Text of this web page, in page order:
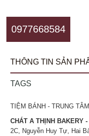
0977668584
THÔNG TIN SẢN
TAGS
TIỆM BÁNH - TRUNG
CHÁT A THỊNH BAKERY
2C, Nguyễn Huy Tự, Hai